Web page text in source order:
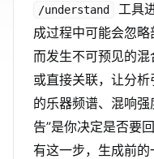
/understand
工具
成过程中可能会忽
而发生不可预见的
或直接关联，让分
的乐器频谱、混响
告”是你决定是否要
有这一步，生成前